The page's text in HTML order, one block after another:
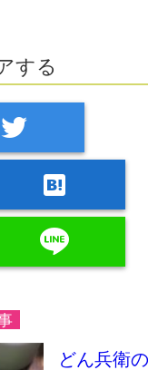
する
twitter
hatenabookmark
line
どん兵衛